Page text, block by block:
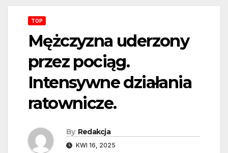
TOP
Mężczyzna uderzony
przez pociąg.
Intensywne działania
ratownicze.
By Redakcja
KWI 16, 2025